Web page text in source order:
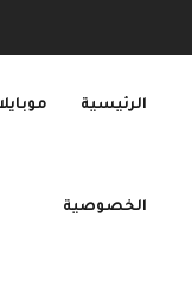
الرئيسية
الخصوصية